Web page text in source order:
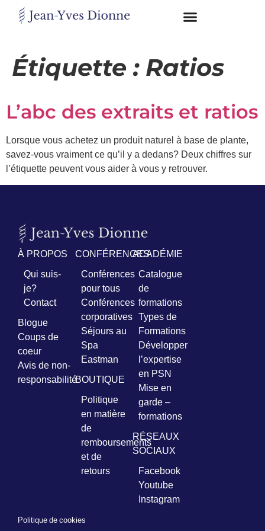
Étiquette : Ratios
L’abc des extraits et ratios
Lorsque vous achetez un produit naturel à base de plante,
savez-vous vraiment ce qu’il y a dedans? Deux chiffres sur
l’étiquette peuvent vous aider à vous y retrouver.
À PROPOS
Qui suis-
je?
Contact
Blogue
Coups de
coeur
Avis de non-
responsabilité
CONFÉRENCES
Conférences
pour tous
Conférences
corporatives
Séjours au
Spa
Eastman
BOUTIQUE
Politique
en matière
de
remboursements
et de
retours
ACADÉMIE
Catalogue
de
formations
Types de
Formations
Développer
l’expertise
en PSN
Mise en
garde –
formations
RÉSEAUX
SOCIAUX
Facebook
Youtube
Instagram
Politique de cookies
en
contact
Obtenez
gratuitement
pdf
"BONS
GRAS,
incrivant
à
mon
Prénom
*
Courriel
pourrez